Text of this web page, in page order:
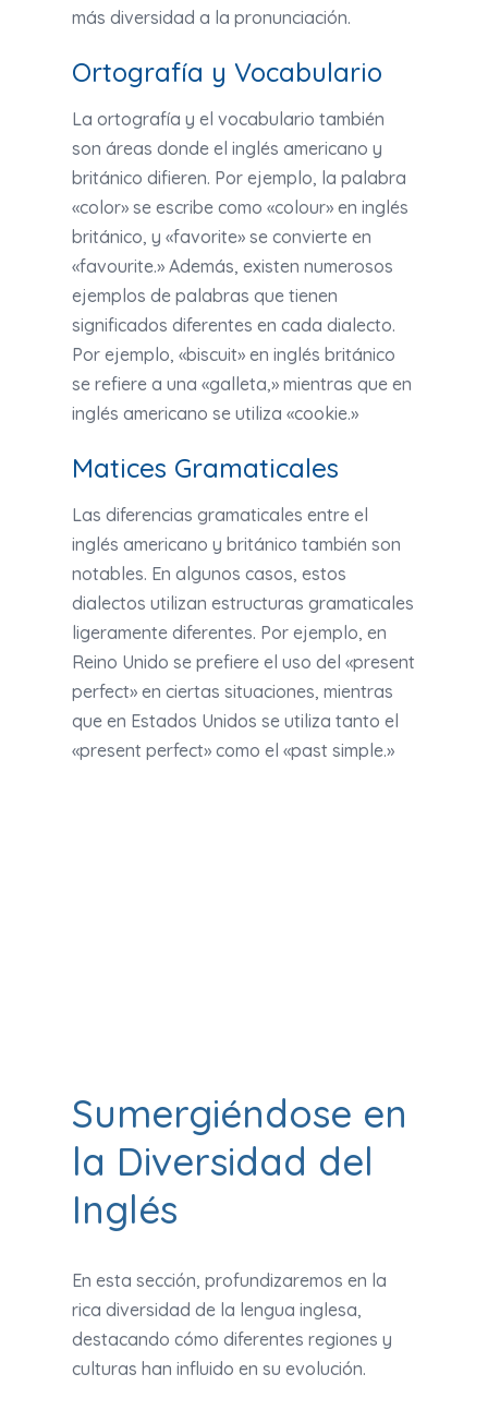
más diversidad a la pronunciación.
Ortografía y Vocabulario
La ortografía y el vocabulario también
son áreas donde el inglés americano y
británico difieren. Por ejemplo, la palabra
«color» se escribe como «colour» en inglés
británico, y «favorite» se convierte en
«favourite.» Además, existen numerosos
ejemplos de palabras que tienen
significados diferentes en cada dialecto.
Por ejemplo, «biscuit» en inglés británico
se refiere a una «galleta,» mientras que en
inglés americano se utiliza «cookie.»
Matices Gramaticales
Las diferencias gramaticales entre el
inglés americano y británico también son
notables. En algunos casos, estos
dialectos utilizan estructuras gramaticales
ligeramente diferentes. Por ejemplo, en
Reino Unido se prefiere el uso del «present
perfect» en ciertas situaciones, mientras
que en Estados Unidos se utiliza tanto el
«present perfect» como el «past simple.»
Sumergiéndose en
la Diversidad del
Inglés
En esta sección, profundizaremos en la
rica diversidad de la lengua inglesa,
destacando cómo diferentes regiones y
culturas han influido en su evolución.